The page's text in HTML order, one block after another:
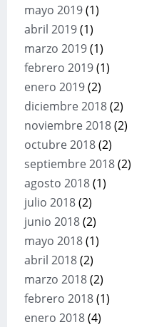
mayo 2019(1)
abril 2019(1)
marzo 2019(1)
febrero 2019(1)
enero 2019(2)
diciembre 2018(2)
noviembre 2018(2)
octubre 2018(2)
septiembre 2018(2)
agosto 2018(1)
julio 2018(2)
junio 2018(2)
mayo 2018(1)
abril 2018(2)
marzo 2018(2)
febrero 2018(1)
enero 2018(4)